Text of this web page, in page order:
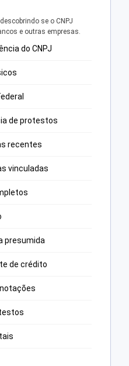
se o CNPJ
e outras empresas.
do CNPJ
de protestos
recentes
vinculadas
presumida
de crédito